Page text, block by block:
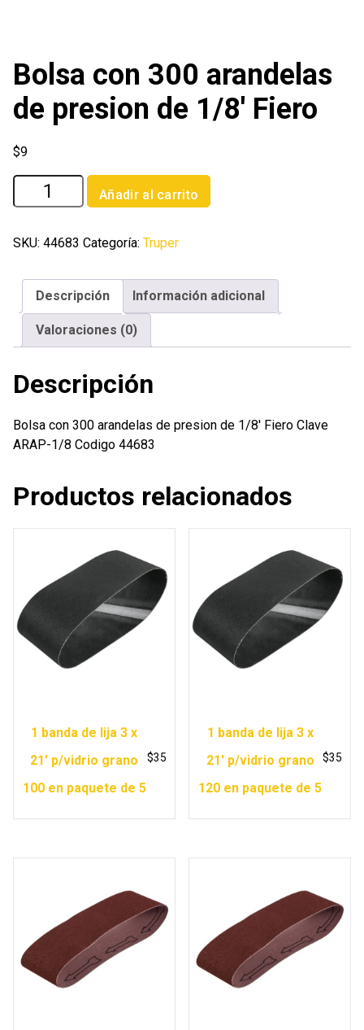
Bolsa con 300 arandelas
de presion de 1/8′ Fiero
$9
Bolsa
con
arandelas
presion
1/8'
Fiero
Añadir al carrito
SKU: 44683 Categoría: Truper
Descripción Información adicional
Valoraciones (0)
Descripción
Bolsa con 300 arandelas de presion de 1/8′ Fiero Clave
ARAP-1/8 Codigo 44683
Productos relacionados
1 banda de lija 3 x
21′ p/vidrio grano
100 en paquete de 5
$35
1 banda de lija 3 x
21′ p/vidrio grano
120 en paquete de 5
$35